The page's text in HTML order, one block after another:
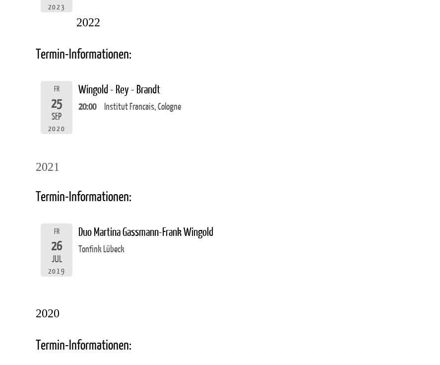
2023
2022
Termin-Informationen:
FR
25
SEP
2020
Wingold - Rey - Brandt
20:00 Institut Francais, Cologne
2021
Termin-Informationen:
FR
26
JUL
2019
Duo Martina Gassmann-Frank Wingold
Tonfink Lübeck
2020
Termin-Informationen: